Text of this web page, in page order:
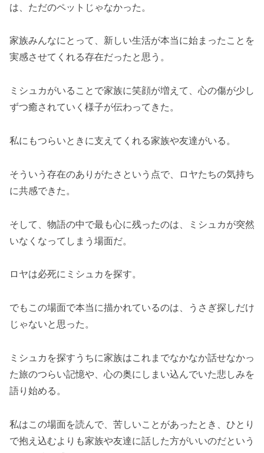
は、ただのペットじゃなかった。
家族みんなにとって、新しい生活が本当に始まったことを
実感させてくれる存在だったと思う。
ミシュカがいることで家族に笑顔が増えて、心の傷が少し
ずつ癒されていく様子が伝わってきた。
私にもつらいときに支えてくれる家族や友達がいる。
そういう存在のありがたさという点で、ロヤたちの気持ち
に共感できた。
そして、物語の中で最も心に残ったのは、ミシュカが突然
いなくなってしまう場面だ。
ロヤは必死にミシュカを探す。
でもこの場面で本当に描かれているのは、うさぎ探しだけ
じゃないと思った。
ミシュカを探すうちに家族はこれまでなかなか話せなかっ
た旅のつらい記憶や、心の奥にしまい込んでいた悲しみを
語り始める。
私はこの場面を読んで、苦しいことがあったとき、ひとり
で抱え込むよりも家族や友達に話した方がいいのだという